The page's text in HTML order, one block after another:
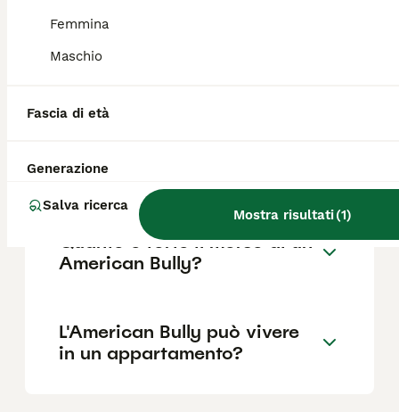
Femmina
Maschio
Fascia di età
Generazione
Salva ricerca
Mostra risultati(1)
Qual è la differenza tra
dell'American Bully?
Quanto è forte il morso di un
American Bully?
L'American Bully può vivere
in un appartamento?